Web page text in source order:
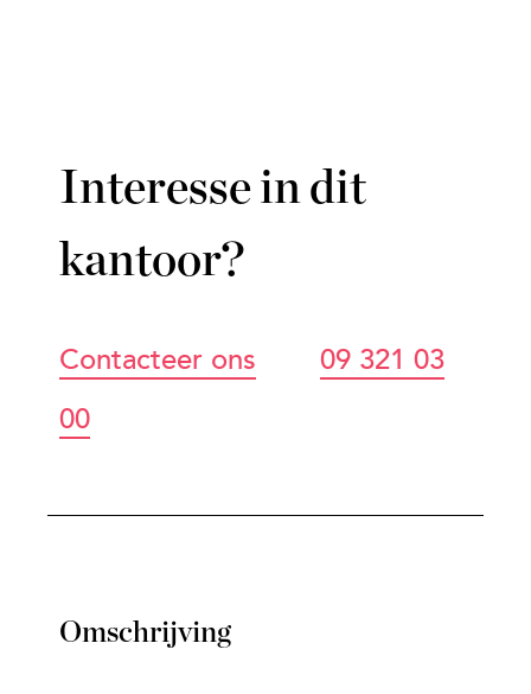
Interesse in dit
kantoor?
Contacteer ons
09 321 03
00
Omschrijving